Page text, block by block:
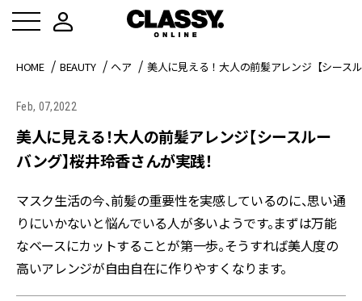
HOME BEAUTY ヘア 美人に見える！大人の前髪アレンジ【シース
Feb, 07,2022
美人に見える！大人の前髪アレンジ【シースルー
バング】桜井玲香さんが実践！
マスク生活の今、前髪の重要性を実感しているのに、思い通
りにいかないと悩んでいる人が多いようです。まずは万能
なベースにカットすることが第一歩。そうすれば美人度の
高いアレンジが自由自在に作りやすくなります。